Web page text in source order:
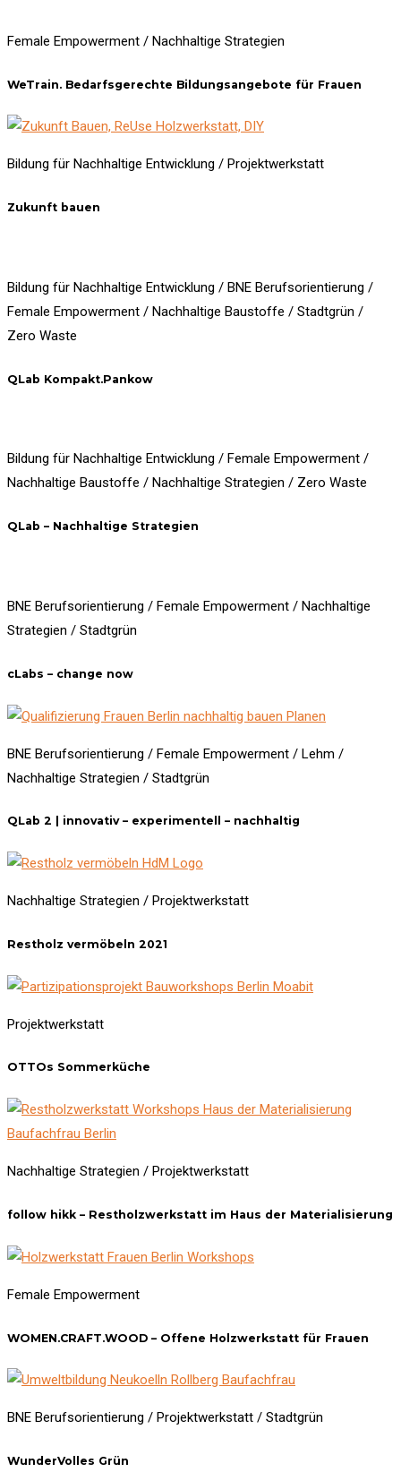
Female Empowerment / Nachhaltige Strategien
WeTrain. Bedarfsgerechte Bildungsangebote für Frauen
Bildung für Nachhaltige Entwicklung / Projektwerkstatt
Zukunft bauen
Bildung für Nachhaltige Entwicklung / BNE Berufsorientierung /
Female Empowerment / Nachhaltige Baustoffe / Stadtgrün /
Zero Waste
QLab Kompakt.Pankow
Bildung für Nachhaltige Entwicklung / Female Empowerment /
Nachhaltige Baustoffe / Nachhaltige Strategien / Zero Waste
QLab – Nachhaltige Strategien
BNE Berufsorientierung / Female Empowerment / Nachhaltige
Strategien / Stadtgrün
cLabs – change now
BNE Berufsorientierung / Female Empowerment / Lehm /
Nachhaltige Strategien / Stadtgrün
QLab 2 | innovativ – experimentell – nachhaltig
Nachhaltige Strategien / Projektwerkstatt
Restholz vermöbeln 2021
Projektwerkstatt
OTTOs Sommerküche
Nachhaltige Strategien / Projektwerkstatt
follow hikk – Restholzwerkstatt im Haus der Materialisierung
Female Empowerment
WOMEN.CRAFT.WOOD – Offene Holzwerkstatt für Frauen
BNE Berufsorientierung / Projektwerkstatt / Stadtgrün
WunderVolles Grün